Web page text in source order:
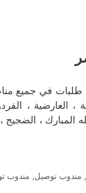
في جميع
، العارضية ،
المبارك ، الضجيج
, مندوب توصيل, مندوب